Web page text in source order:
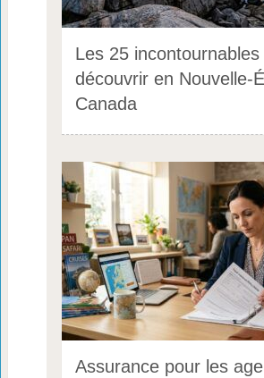
Les 25 incontournables
découvrir en Nouvelle-
Canada
Assurance pour les